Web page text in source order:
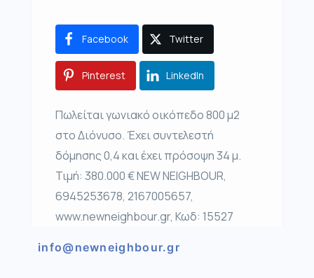
Facebook Twitter
Pinterest LinkedIn
Πωλείται γωνιακό οικόπεδο 800 μ2
στο Διόνυσο. Έχει συντελεστή
δόμησης 0,4 και έχει πρόσοψη 34 μ.
Τιμή: 380.000 € NEW NEIGHBOUR,
6945253678, 2167005657,
www.newneighbour.gr, Κωδ: 15527
info@newneighbour.gr